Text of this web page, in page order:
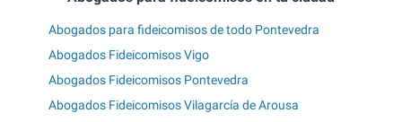
Abogados para fideicomisos de todo Pontevedra
Abogados Fideicomisos Vigo
Abogados Fideicomisos Pontevedra
Abogados Fideicomisos Vilagarcía de Arousa